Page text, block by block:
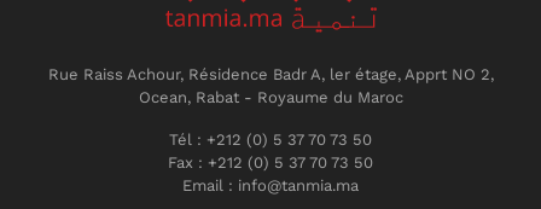
Rue Raiss Achour, Résidence Badr A, ler étage, Apprt NO 2,
Ocean, Rabat - Royaume du Maroc
Tél : +212 (0) 5 37 70 73 50
Fax : +212 (0) 5 37 70 73 50
Email : info@tanmia.ma